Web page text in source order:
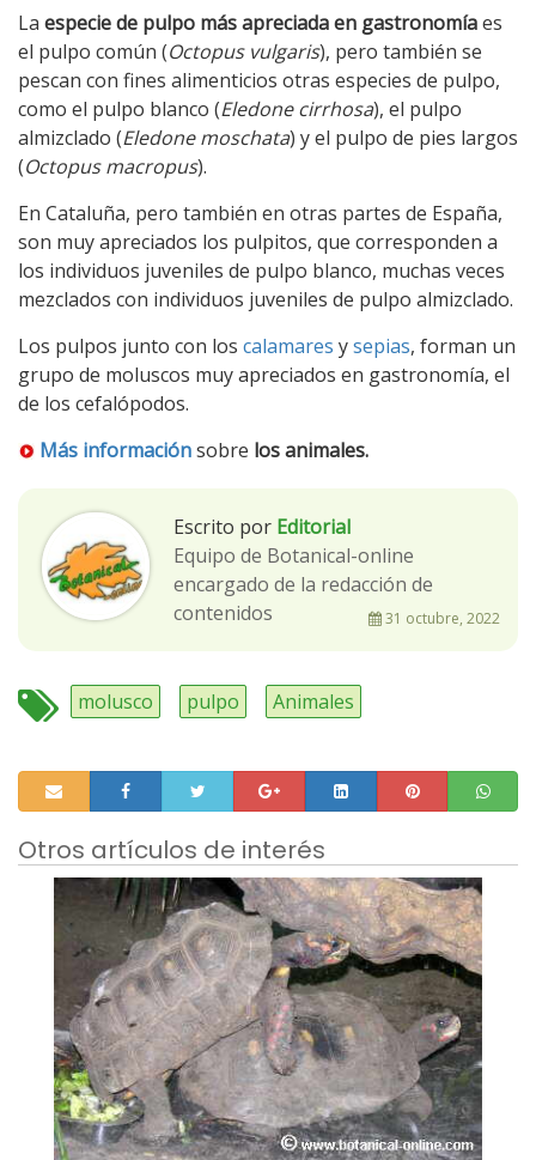
La especie de pulpo más apreciada en gastronomíaes
el pulpo común (Octopus vulgaris), pero también se
pescan con fines alimenticios otras especies de pulpo,
como el pulpo blanco (Eledone cirrhosa), el pulpo
almizclado (Eledone moschata) y el pulpo de pies largos
(Octopus macropus).
En Cataluña, pero también en otras partes de España,
son muy apreciados los pulpitos, que corresponden a
los individuos juveniles de pulpo blanco, muchas veces
mezclados con individuos juveniles de pulpo almizclado.
Los pulpos junto con los calamares ysepias, forman un
grupo de moluscos muy apreciados en gastronomía, el
de los cefalópodos.
Más informaciónsobre los animales.
Escrito por Editorial
Equipo de Botanical-online
encargado de la redacción de
contenidos
31 octubre, 2022
molusco pulpo Animales
Otros artículos de interés